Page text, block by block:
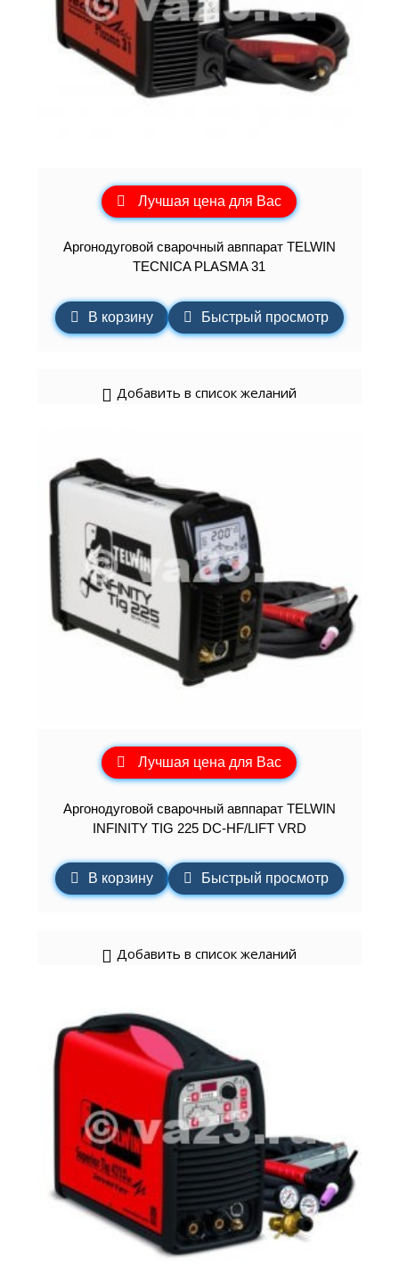
Лучшая цена для Вас
Аргонодуговой сварочный авппарат TELWIN
TECNICA PLASMA 31
В корзину Быстрый просмотр
Добавить в список желаний
Лучшая цена для Вас
Аргонодуговой сварочный авппарат TELWIN
INFINITY TIG 225 DC-HF/LIFT VRD
В корзину Быстрый просмотр
Добавить в список желаний